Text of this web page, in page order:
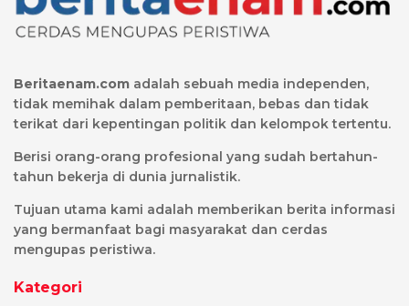
Beritaenam.com adalah sebuah media independen,
tidak memihak dalam pemberitaan, bebas dan tidak
terikat dari kepentingan politik dan kelompok tertentu.
Berisi orang-orang profesional yang sudah bertahun-
tahun bekerja di dunia jurnalistik.
Tujuan utama kami adalah memberikan berita informasi
yang bermanfaat bagi masyarakat dan cerdas
mengupas peristiwa.
Kategori